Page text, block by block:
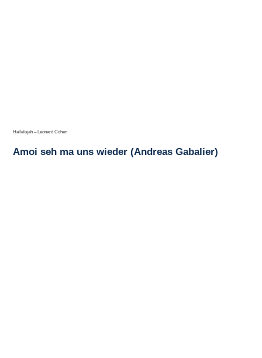
Hallelujah – Leonard Cohen
Amoi seh ma uns wieder (Andreas Gabalier)